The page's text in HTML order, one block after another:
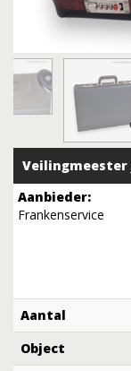
Veilingmeester
Aanbieder:
Frankenservice
Aantal
Object